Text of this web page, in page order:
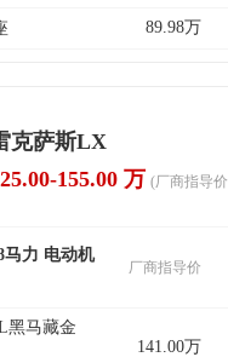
89.98万
克萨斯LX
155.00 万 (厂商指导
马力 电动机
厂商指导价
黑马藏金
141.00万